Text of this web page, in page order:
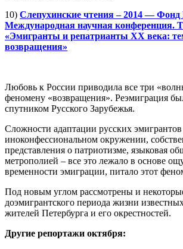
10) Слепухинские чтения – 2014 —
Международная научная конференция.
«Эмигранты и репатрианты ХХ века:
возвращения»
Любовь к России приводила все три
феномену «возвращения». Реэмиграция
спутником Русского Зарубежья.
Сложности адаптации русских
иноконфессиональном окружении,
представления о патриотизме, языковая
метрополией – все это лежало в основе
временности эмиграции, питало этот
Под новым углом рассмотрены и
доэмигрантского периода жизни
жителей Петербурга и его окрестностей.
Другие репортажи октября: